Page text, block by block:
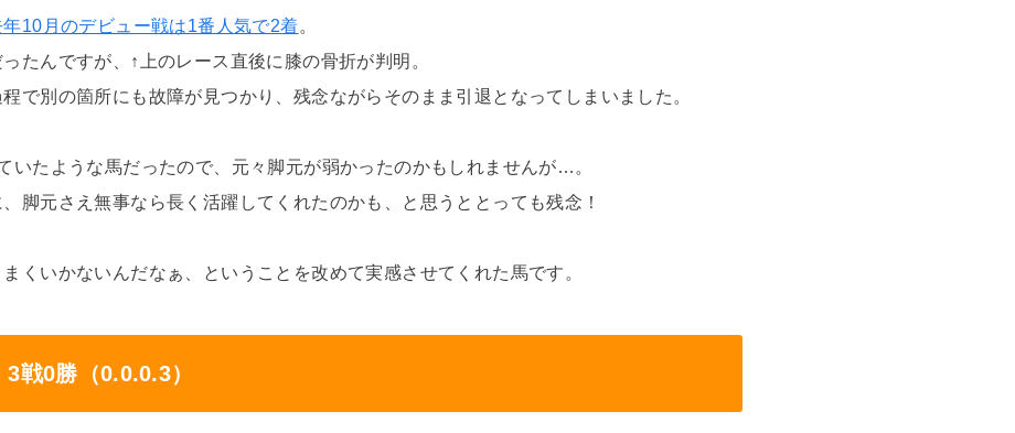
年10月のデビュー戦は1番人気で2着。
たんですが、↑上のレース直後に膝の骨折が判明。
で別の箇所にも故障が見つかり、残念ながらそのまま引退となってしまいました。
いたような馬だったので、元々脚元が弱かったのかもしれませんが…。
脚元さえ無事なら長く活躍してくれたのかも、と思うととっても残念！
くいかないんだなぁ、ということを改めて実感させてくれた馬です。
戦0勝（0.0.0.3）